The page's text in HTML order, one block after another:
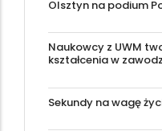
Olsztyn na podium
Naukowcy z UWM
kształcenia w
Sekundy na wagę